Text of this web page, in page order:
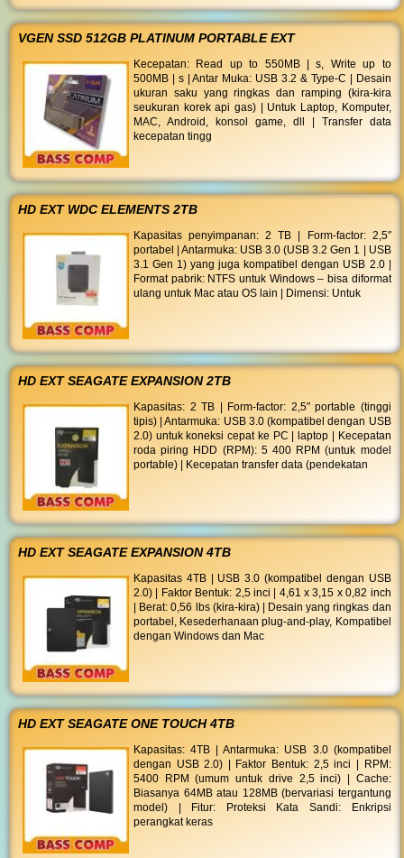
VGEN SSD 512GB PLATINUM PORTABLE EXT
Kecepatan: Read up to 550MB | s, Write up to
500MB | s | Antar Muka: USB 3.2 & Type-C | Desain
ukuran saku yang ringkas dan ramping (kira-kira
seukuran korek api gas) | Untuk Laptop, Komputer,
MAC, Android, konsol game, dll | Transfer data
kecepatan tingg
HD EXT WDC ELEMENTS 2TB
Kapasitas penyimpanan: 2 TB | Form-factor: 2,5″
portabel | Antarmuka: USB 3.0 (USB 3.2 Gen 1 | USB
3.1 Gen 1) yang juga kompatibel dengan USB 2.0 |
Format pabrik: NTFS untuk Windows – bisa diformat
ulang untuk Mac atau OS lain | Dimensi: Untuk
HD EXT SEAGATE EXPANSION 2TB
Kapasitas: 2 TB | Form-factor: 2,5″ portable (tinggi
tipis) | Antarmuka: USB 3.0 (kompatibel dengan USB
2.0) untuk koneksi cepat ke PC | laptop | Kecepatan
roda piring HDD (RPM): 5 400 RPM (untuk model
portable) | Kecepatan transfer data (pendekatan
HD EXT SEAGATE EXPANSION 4TB
Kapasitas 4TB | USB 3.0 (kompatibel dengan USB
2.0) | Faktor Bentuk: 2,5 inci | 4,61 x 3,15 x 0,82 inch
| Berat: 0,56 lbs (kira-kira) | Desain yang ringkas dan
portabel, Kesederhanaan plug-and-play, Kompatibel
dengan Windows dan Mac
HD EXT SEAGATE ONE TOUCH 4TB
Kapasitas: 4TB | Antarmuka: USB 3.0 (kompatibel
dengan USB 2.0) | Faktor Bentuk: 2,5 inci | RPM:
5400 RPM (umum untuk drive 2,5 inci) | Cache:
Biasanya 64MB atau 128MB (bervariasi tergantung
model) | Fitur: Proteksi Kata Sandi: Enkripsi
perangkat keras